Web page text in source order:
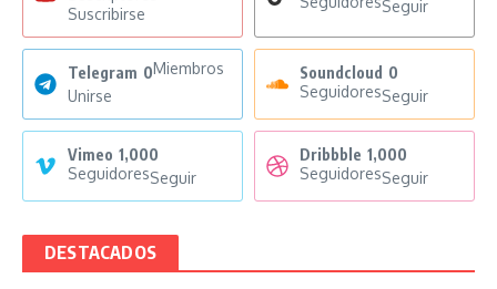
Suscribirse
Seguir
Telegram 0Miembros
Unirse
Soundcloud 0
SeguidoresSeguir
Vimeo 1,000
SeguidoresSeguir
Dribbble 1,000
SeguidoresSeguir
DESTACADOS